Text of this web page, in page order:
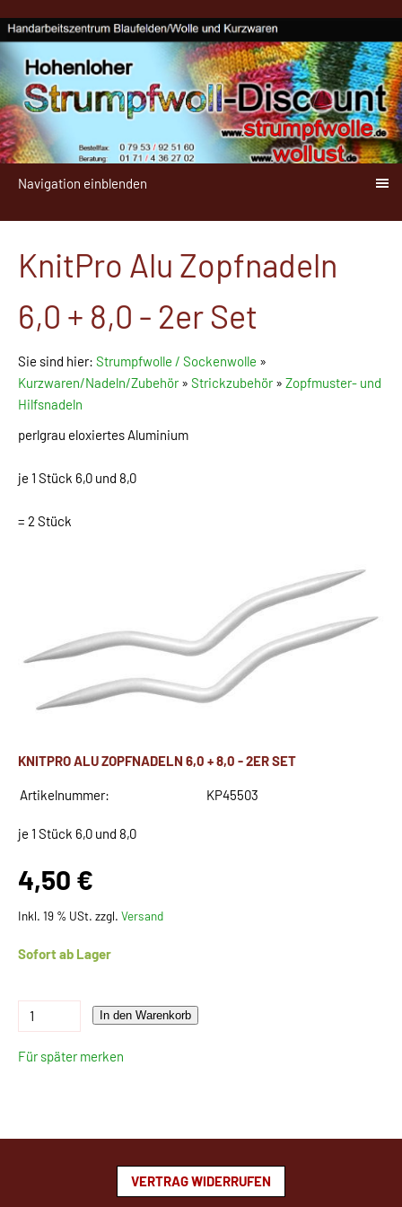
Navigation einblenden
KnitPro Alu Zopfnadeln
6,0 + 8,0 - 2er Set
Sie sind hier: Strumpfwolle / Sockenwolle »
Kurzwaren/Nadeln/Zubehör» Strickzubehör» Zopfmuster- und
Hilfsnadeln
perlgrau eloxiertes Aluminium
je 1 Stück 6,0 und 8,0
= 2 Stück
KNITPRO ALU ZOPFNADELN 6,0 + 8,0 - 2ER SET
Artikelnummer: KP45503
je 1 Stück 6,0 und 8,0
4,50 €
Inkl. 19 % USt. zzgl. Versand
Sofort ab Lager
In den Warenkorb
Für später merken
VERTRAG WIDERRUFEN